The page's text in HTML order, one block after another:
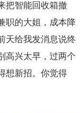
把智能回收箱撤
职的大姐，成本降
天给我发消息说终
高兴太早，过两个
想新招。你觉得